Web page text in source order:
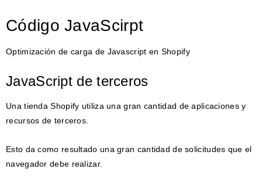
Código JavaScirpt
Optimización de carga de Javascript en Shopify
JavaScript de terceros
Una tienda Shopify utiliza una gran cantidad de aplicaciones y
recursos de terceros.
Esto da como resultado una gran cantidad de solicitudes que el
navegador debe realizar.